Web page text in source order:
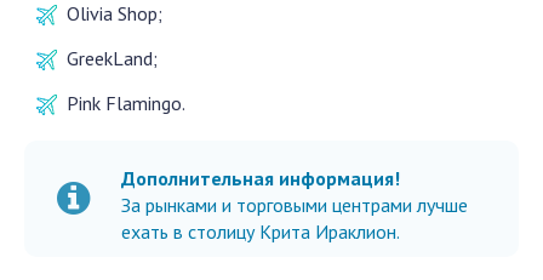
Olivia Shop;
GreekLand;
Pink Flamingo.
Дополнительная информация!
За рынками и торговыми центрами лучше
ехать в столицу Крита Ираклион.